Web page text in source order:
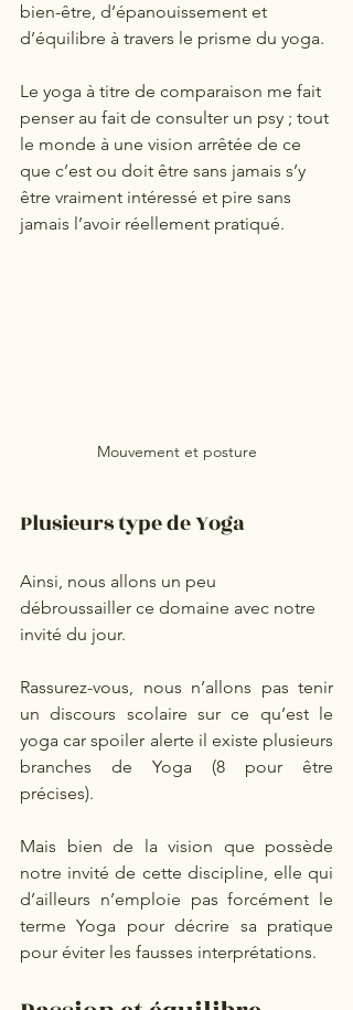
bien-être, d’épanouissement et
d’équilibre à travers le prisme du yoga.
Le yoga à titre de comparaison me fait
penser au fait de consulter un psy ; tout
le monde à une vision arrêtée de ce
que c’est ou doit être sans jamais s’y
être vraiment intéressé et pire sans
jamais l’avoir réellement pratiqué.
Mouvement et posture
Plusieurs type de Yoga
Ainsi, nous allons un peu
débroussailler ce domaine avec notre
invité du jour.
Rassurez-vous, nous n’allons pas tenir
un discours scolaire sur ce qu’est le
yoga car spoiler alerte il existe plusieurs
branches de Yoga (8 pour être
précises).
Mais bien de la vision que possède
notre invité de cette discipline, elle qui
d’ailleurs n’emploie pas forcément le
terme Yoga pour décrire sa pratique
pour éviter les fausses interprétations.